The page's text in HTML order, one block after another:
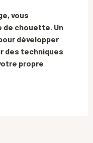
vous
de chouette. Un
développer
des techniques
propre